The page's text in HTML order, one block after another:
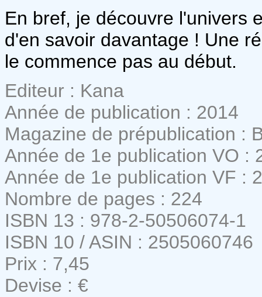
En bref, je découvre l'univers
d'en savoir davantage ! Une
le commence pas au début.
Editeur : Kana
Année de publication : 2014
Magazine de prépublication :
Année de 1e publication VO :
Année de 1e publication VF :
Nombre de pages : 224
ISBN 13 : 978-2-50506074-1
ISBN 10 / ASIN : 2505060746
Prix : 7,45
Devise : €